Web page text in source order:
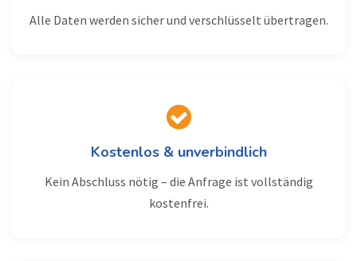
Alle Daten werden sicher und verschlüsselt übertragen.
Kostenlos & unverbindlich
Kein Abschluss nötig – die Anfrage ist vollständig
kostenfrei.